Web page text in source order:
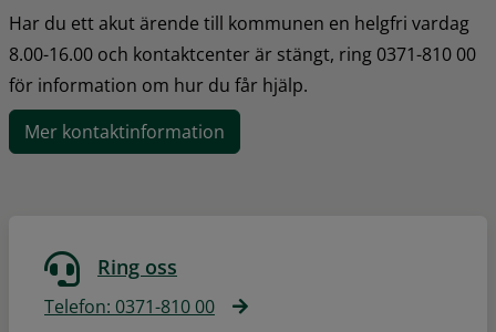
Har du ett akut ärende till kommunen en helgfri vardag
8.00-16.00 och kontaktcenter är stängt, ring 0371-810 00
för information om hur du får hjälp.
Mer kontaktinformation
Ring oss
Telefon: 0371-810 00